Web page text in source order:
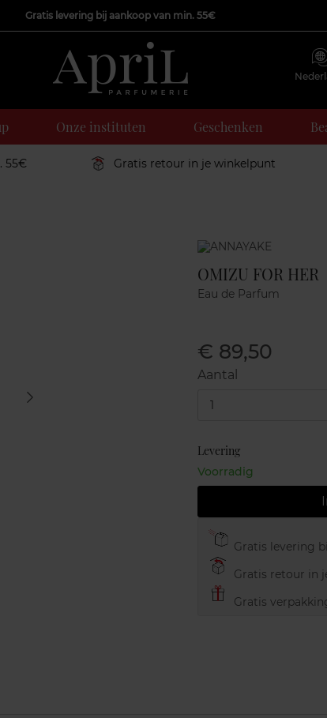
Gratis levering bij aankoop van min. 55€
Onze instituten Geschenken
55€ Gratis retour in je winkelpunt
Marque
OMIZU FOR HER
Eau de Parfum
€ 89,50
Aantal
1
Levering
Voorradig
Gratis levering
Gratis retour in
Gratis